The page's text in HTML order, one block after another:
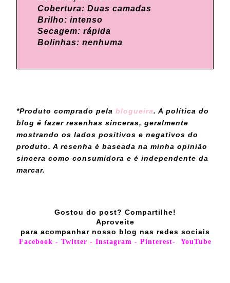
Cobertura: Duas camadas
Brilho: intenso
Secagem: rápida
Bolinhas: nenhuma
*Produto comprado pela blogueira. A política do
blog é fazer resenhas sinceras, geralmente
mostrando os lados positivos e negativos do
produto. A resenha é baseada na minha opinião
sincera como consumidora e é independente da
marcar.
Gostou do post? Compartilhe!
Aproveite
para acompanhar nosso blog nas redes sociais
Facebook - Twitter - Instagram - Pinterest- YouTube